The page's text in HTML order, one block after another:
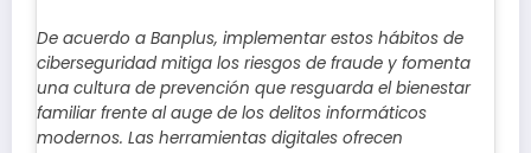
De acuerdo a Banplus, implementar estos hábitos de
ciberseguridad mitiga los riesgos de fraude y fomenta
una cultura de prevención que resguarda el bienestar
familiar frente al auge de los delitos informáticos
modernos. Las herramientas digitales ofrecen